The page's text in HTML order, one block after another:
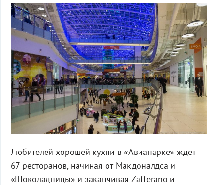
Любителей хорошей кухни в «Авиапарке» ждет
67 ресторанов, начиная от Макдоналдса и
«Шоколадницы» и заканчивая Zafferano и